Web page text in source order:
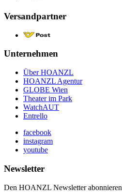
Versandpartner
Unternehmen
Über HOANZL
HOANZL Agentur
GLOBE Wien
Theater im Park
WatchAUT
Entrello
facebook
instagram
youtube
Newsletter
Den HOANZL Newsletter abonnieren